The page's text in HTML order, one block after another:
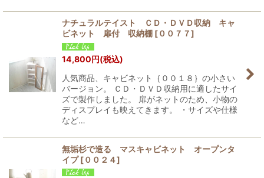
ナチュラルテイスト ＣＤ・ＤＶＤ収納 キャ
ビネット 扉付 収納棚 [００７７]
14,800円(税込)
人気商品、キャビネット｛００１８｝の小さい
バージョン。 ＣＤ・ＤＶＤ収納用に適したサイ
ズで製作しました。 扉がネットのため、小物の
ディスプレイも映えてきます。 ・サイズや仕様
など…
無垢杉で造る マスキャビネット オープンタ
イプ [００２４]